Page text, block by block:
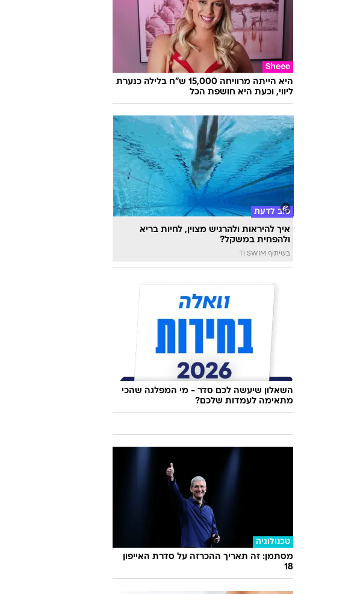
Sheee
היא הייתה מרוויחה 15,000 ש"ח בלילה כנערת
ליווי, וכעת היא חושפת הכל
טוב לדעת
איך להיראות ולהרגיש מצוין, לחיות בריא
ולהפחית במשקל?
בשיתוף TI SWIM
השאלון שיעשה לכם סדר - מי המפלגה שהכי
מתאימה לעמדות שלכם?
טכנולוגיה
מסתמן: זה תאריך ההכרזה על סדרת האייפון
18